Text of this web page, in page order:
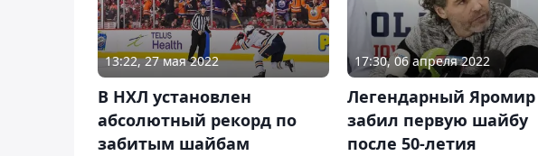
13:22, 27 мая 2022
В НХЛ установлен
абсолютный рекорд по
забитым шайбам
17:30, 06 апреля 2022
Легендарный Яромир
забил первую шайбу
после 50-летия